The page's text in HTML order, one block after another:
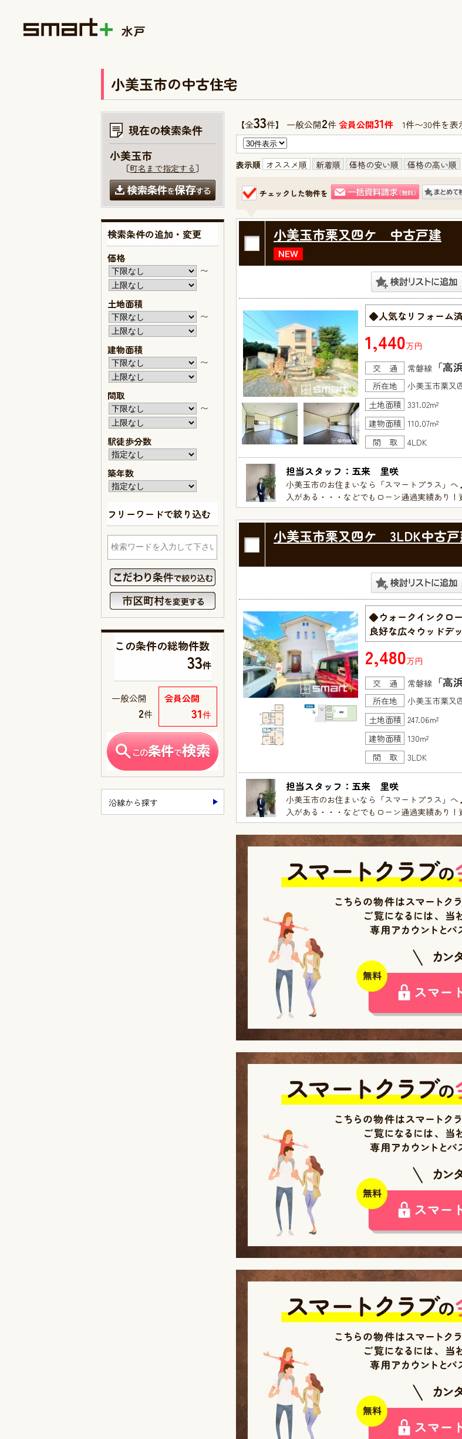
小美玉市の中古住宅
【全33件】 一般公開2件会員公開31件 1件〜30件を表
表示順 オススメ順 新着順 価格の安い順 価格の高い順
チェックした物件を
小美玉市栗又四ケ 中古戸建
◆人気なリフォーム
1,440万円
交 通
常磐線 「高
所在地
小美玉市栗又
土地面積 331.02m²
建物面積 110.07m²
間 取
4LDK
担当スタッフ：五来　里咲
小美玉市のお住まいなら「スマートプラス」
小美玉市栗又四ケ 3LDK中古
◆ウォークインクロ
良好な広々ウッドデ
2,480万円
交 通
常磐線 「高
所在地
小美玉市栗又
土地面積 247.06m²
建物面積 130m²
間 取
3LDK
担当スタッフ：五来　里咲
小美玉市のお住まいなら「スマートプラス」
現在の検索条件
小美玉市
［町名まで指定する］
検索条件の追加・変更
価格
〜
土地面積
〜
建物面積
〜
間取
〜
駅徒歩分数
築年数
フリーワードで絞り込む
この条件の総物件数
33件
会員公開
31件
一般公開
2件
沿線から探す